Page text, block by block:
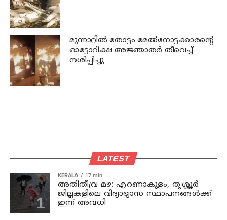
മൂന്നാറില്‍ തോട്ടം മേല്‍നോട്ടക്കാരന്റെ
ഓട്ടോറിക്ഷ അജ്ഞാതര്‍ തീവെച്ച്
നശിപ്പിച്ചു
LATEST
KERALA 17 min
അതിതീവ്ര മഴ: എറണാകുളം, തൃശ്ശൂർ
ജില്ലകളിലെ വിദ്യാഭ്യാസ സ്ഥാപനങ്ങൾക്ക്
ഇന്ന് അവധി